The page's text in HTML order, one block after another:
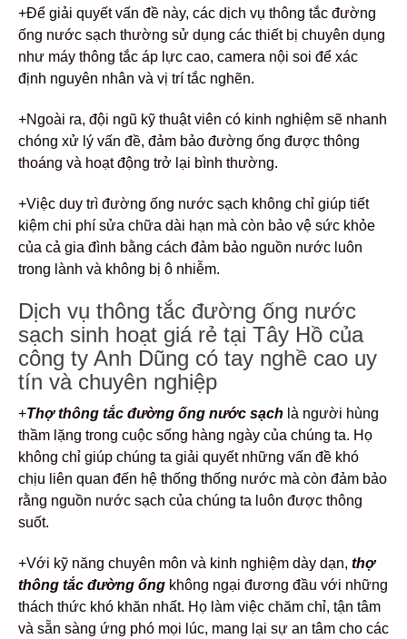
+Để giải quyết vấn đề này, các dịch vụ thông tắc đường
ống nước sạch thường sử dụng các thiết bị chuyên dụng
như máy thông tắc áp lực cao, camera nội soi để xác
định nguyên nhân và vị trí tắc nghẽn.
+Ngoài ra, đội ngũ kỹ thuật viên có kinh nghiệm sẽ nhanh
chóng xử lý vấn đề, đảm bảo đường ống được thông
thoáng và hoạt động trở lại bình thường.
+Việc duy trì đường ống nước sạch không chỉ giúp tiết
kiệm chi phí sửa chữa dài hạn mà còn bảo vệ sức khỏe
của cả gia đình bằng cách đảm bảo nguồn nước luôn
trong lành và không bị ô nhiễm.
Dịch vụ thông tắc đường ống nước
sạch sinh hoạt giá rẻ tại Tây Hồ của
công ty Anh Dũng có tay nghề cao uy
tín và chuyên nghiệp
+Thợ thông tắc đường ống nước sạch là người hùng
thầm lặng trong cuộc sống hàng ngày của chúng ta. Họ
không chỉ giúp chúng ta giải quyết những vấn đề khó
chịu liên quan đến hệ thống thống nước mà còn đảm bảo
rằng nguồn nước sạch của chúng ta luôn được thông
suốt.
+Với kỹ năng chuyên môn và kinh nghiệm dày dạn, thợ
thông tắc đường ống không ngại đương đầu với những
thách thức khó khăn nhất. Họ làm việc chăm chỉ, tận tâm
và sẵn sàng ứng phó mọi lúc, mang lại sự an tâm cho các